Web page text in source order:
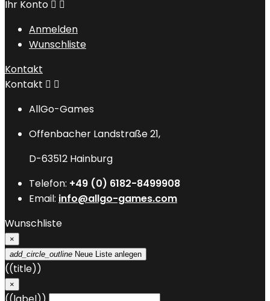
Ihr Konto  
Anmelden
Wunschliste
Kontakt
Kontakt  
AllGo-Games
Offenbacher Landstraße 21,
D-63512 Hainburg
Telefon: +49 (0) 6182-8499908
Email: info@allgo-games.com
Wunschliste
×
add_circle_outline Neue Liste anlegen
((title))
×